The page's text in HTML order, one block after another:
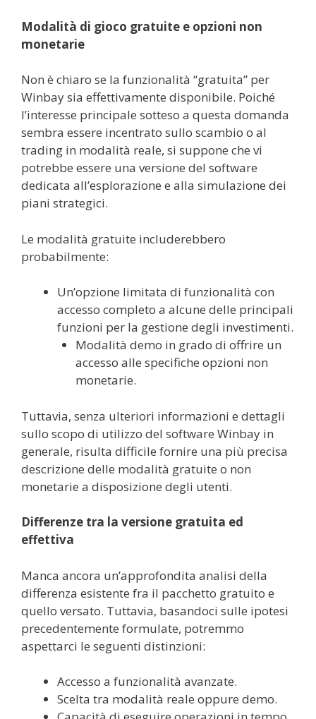
Modalità di gioco gratuite e opzioni non
monetarie
Non è chiaro se la funzionalità “gratuita” per
Winbay sia effettivamente disponibile. Poiché
l’interesse principale sotteso a questa domanda
sembra essere incentrato sullo scambio o al
trading in modalità reale, si suppone che vi
potrebbe essere una versione del software
dedicata all’esplorazione e alla simulazione dei
piani strategici.
Le modalità gratuite includerebbero
probabilmente:
Un’opzione limitata di funzionalità con
accesso completo a alcune delle principali
funzioni per la gestione degli investimenti.
Modalità demo in grado di offrire un
accesso alle specifiche opzioni non
monetarie.
Tuttavia, senza ulteriori informazioni e dettagli
sullo scopo di utilizzo del software Winbay in
generale, risulta difficile fornire una più precisa
descrizione delle modalità gratuite o non
monetarie a disposizione degli utenti.
Differenze tra la versione gratuita ed
effettiva
Manca ancora un’approfondita analisi della
differenza esistente fra il pacchetto gratuito e
quello versato. Tuttavia, basandoci sulle ipotesi
precedentemente formulate, potremmo
aspettarci le seguenti distinzioni:
Accesso a funzionalità avanzate.
Scelta tra modalità reale oppure demo.